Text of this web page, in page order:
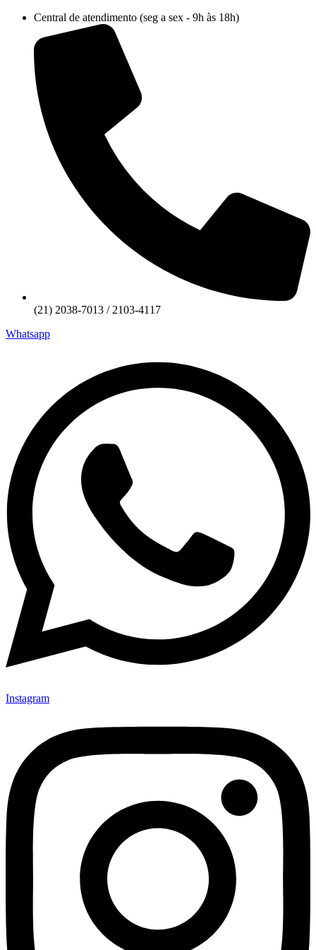
conteúdo
Central de atendimento (seg a sex - 9h às 18h)
(21) 2038-7013 / 2103-4117
Whatsapp
Instagram